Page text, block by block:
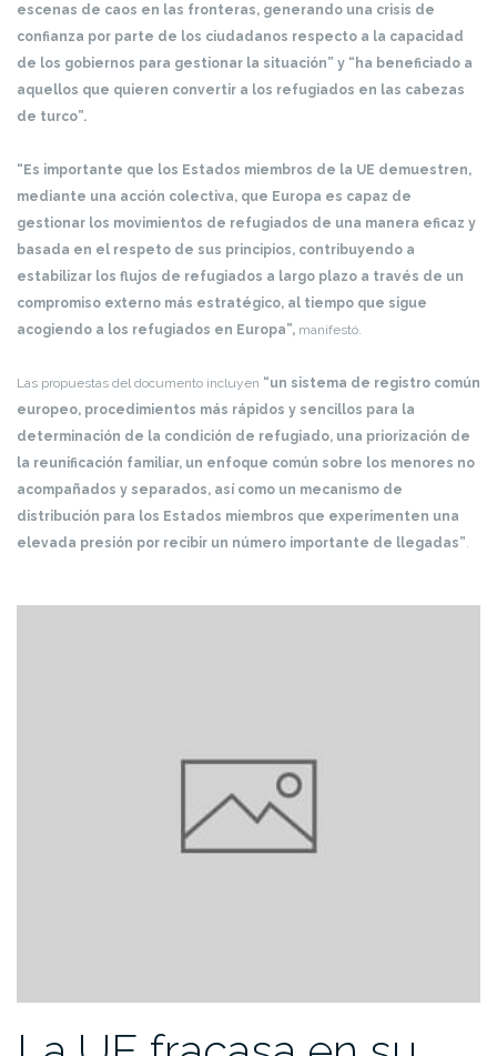
escenas de caos en las fronteras, generando una crisis de
confianza por parte de los ciudadanos respecto a la capacidad
de los gobiernos para gestionar la situación” y “ha beneficiado a
aquellos que quieren convertir a los refugiados en las cabezas
de turco”.
“Es importante que los Estados miembros de la UE demuestren,
mediante una acción colectiva, que Europa es capaz de
gestionar los movimientos de refugiados de una manera eficaz y
basada en el respeto de sus principios, contribuyendo a
estabilizar los flujos de refugiados a largo plazo a través de un
compromiso externo más estratégico, al tiempo que sigue
acogiendo a los refugiados en Europa”, manifestó.
Las propuestas del documento incluyen “un sistema de registro común
europeo, procedimientos más rápidos y sencillos para la
determinación de la condición de refugiado, una priorización de
la reunificación familiar, un enfoque común sobre los menores no
acompañados y separados, así como un mecanismo de
distribución para los Estados miembros que experimenten una
elevada presión por recibir un número importante de llegadas”.